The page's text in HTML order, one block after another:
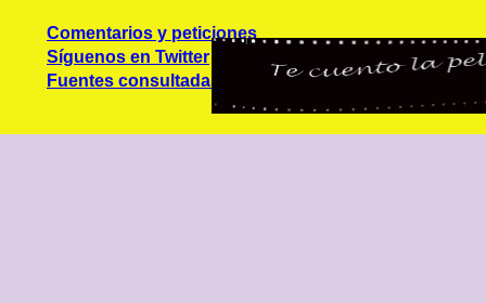
Comentarios y peticiones
Síguenos en Twitter
Fuentes consultadas